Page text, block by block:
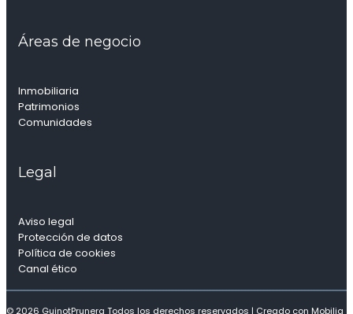
Áreas de negocio
Inmobiliaria
Patrimonios
Comunidades
Legal
Aviso legal
Protección de datos
Política de cookies
Canal ético
© 2026 GuinotPrunera Todos los derechos reservados | Creado con Mobilia